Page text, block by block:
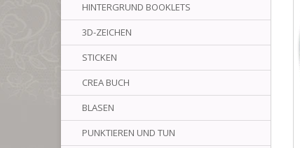
HINTERGRUND BOOKLETS
3D-ZEICHEN
STICKEN
CREA BUCH
BLASEN
PUNKTIEREN UND TUN